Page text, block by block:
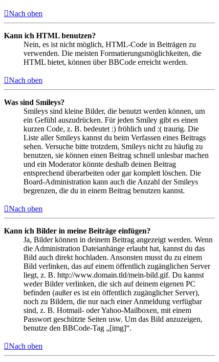
Nach oben
Kann ich HTML benutzen?
Nein, es ist nicht möglich, HTML-Code in Beiträgen zu
verwenden. Die meisten Formatierungsmöglichkeiten, die
HTML bietet, können über BBCode erreicht werden.
Nach oben
Was sind Smileys?
Smileys sind kleine Bilder, die benutzt werden können, um
ein Gefühl auszudrücken. Für jeden Smiley gibt es einen
kurzen Code, z. B. bedeutet :) fröhlich und :( traurig. Die
Liste aller Smileys kannst du beim Verfassen eines Beitrags
sehen. Versuche bitte trotzdem, Smileys nicht zu häufig zu
benutzen, sie können einen Beitrag schnell unlesbar machen
und ein Moderator könnte deshalb deinen Beitrag
entsprechend überarbeiten oder gar komplett löschen. Die
Board-Administration kann auch die Anzahl der Smileys
begrenzen, die du in einem Beitrag benutzen kannst.
Nach oben
Kann ich Bilder in meine Beiträge einfügen?
Ja, Bilder können in deinem Beitrag angezeigt werden. Wenn
die Administration Dateianhänge erlaubt hat, kannst du das
Bild auch direkt hochladen. Ansonsten musst du zu einem
Bild verlinken, das auf einem öffentlich zugänglichen Server
liegt, z. B. http://www.domain.tld/mein-bild.gif. Du kannst
weder Bilder verlinken, die sich auf deinem eigenen PC
befinden (außer es ist ein öffentlich zugänglicher Server),
noch zu Bildern, die nur nach einer Anmeldung verfügbar
sind, z. B. Hotmail- oder Yahoo-Mailboxen, mit einem
Passwort geschützte Seiten usw. Um das Bild anzuzeigen,
benutze den BBCode-Tag „[img]“.
Nach oben